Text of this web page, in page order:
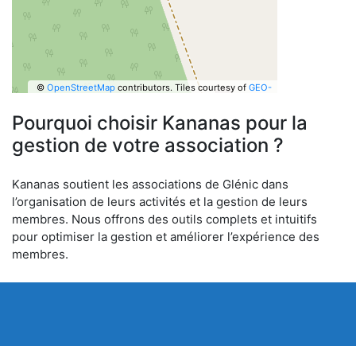
© OpenStreetMapcontributors. Tiles courtesy of GEO-
Pourquoi choisir Kananas pour la
gestion de votre association ?
Kananas soutient les associations de Glénic dans
l’organisation de leurs activités et la gestion de leurs
membres. Nous offrons des outils complets et intuitifs
pour optimiser la gestion et améliorer l’expérience des
membres.